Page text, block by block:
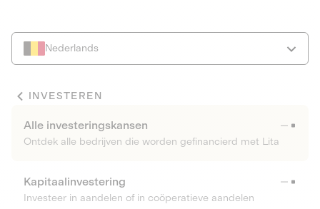
Nederlands
INVESTEREN
Alle investeringskansen
Ontdek alle bedrijven die worden gefinancierd met Lita
Kapitaalinvestering
Investeer in aandelen of in coöperatieve aandelen